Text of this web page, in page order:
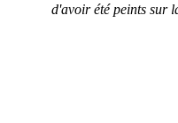
d'avoir été peints sur